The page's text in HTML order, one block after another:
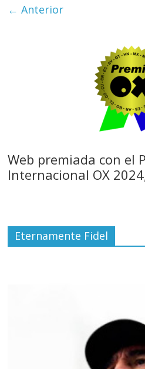
← Anterior
Web premiada con el
Internacional OX
Eternamente Fidel